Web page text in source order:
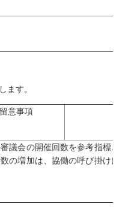
ます。
意事項
議会の開催回数を参考指標
の増加は、協働の呼び掛け